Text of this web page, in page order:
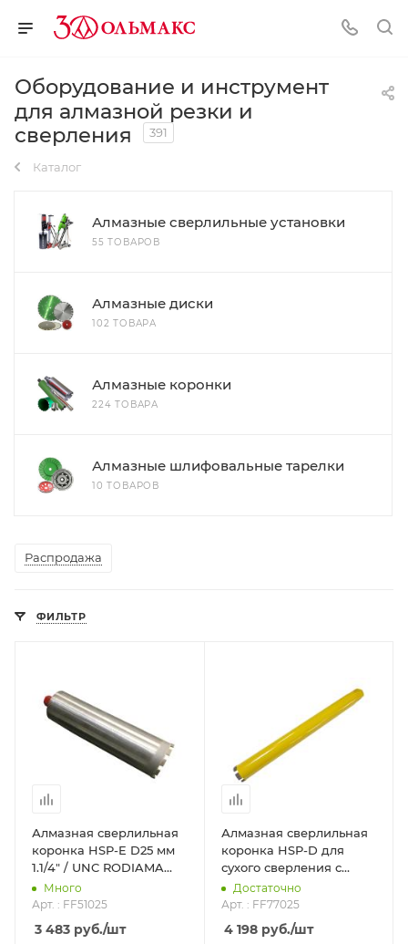
Оборудование и инструмент
для алмазной резки и
сверления
391
Каталог
Алмазные сверлильные установки
55 ТОВАРОВ
Алмазные диски
102 ТОВАРА
Алмазные коронки
224 ТОВАРА
Алмазные шлифовальные тарелки
10 ТОВАРОВ
Распродажа
ФИЛЬТР
Алмазная сверлильная
коронка HSP-E D25 мм
1.1/4" / UNC RODIAMA
FF51025
Много
Арт. : FF51025
3 483 руб./шт
Алмазная сверлильная
коронка HSP-D для
сухого сверления с
микроударом, диам. 25
мм 1 1/4 UNC
DR.SCHULZE FF77025
Достаточно
Арт. : FF77025
4 198руб./шт